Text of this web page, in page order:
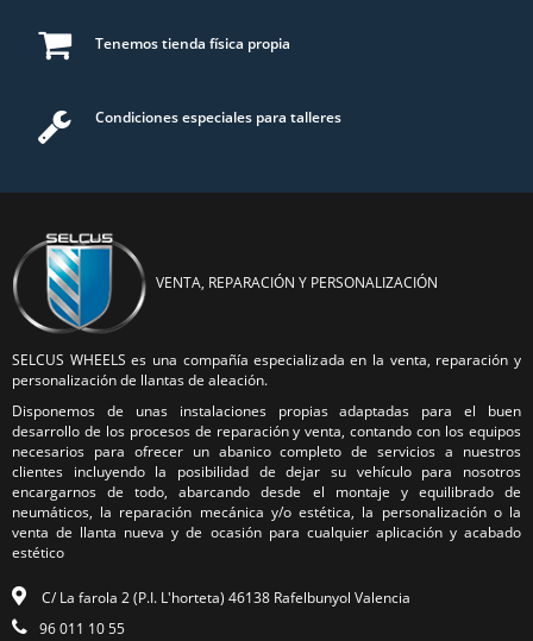
Tenemos tienda física propia
Condiciones especiales para talleres
VENTA, REPARACIÓN Y PERSONALIZACIÓN
SELCUS WHEELS es una compañía especializada en la venta, reparación y
personalización de llantas de aleación.
Disponemos de unas instalaciones propias adaptadas para el buen
desarrollo de los procesos de reparación y venta, contando con los equipos
necesarios para ofrecer un abanico completo de servicios a nuestros
clientes incluyendo la posibilidad de dejar su vehículo para nosotros
encargarnos de todo, abarcando desde el montaje y equilibrado de
neumáticos, la reparación mecánica y/o estética, la personalización o la
venta de llanta nueva y de ocasión para cualquier aplicación y acabado
estético
C/ La farola 2 (P.I. L'horteta) 46138 Rafelbunyol Valencia
96 011 10 55